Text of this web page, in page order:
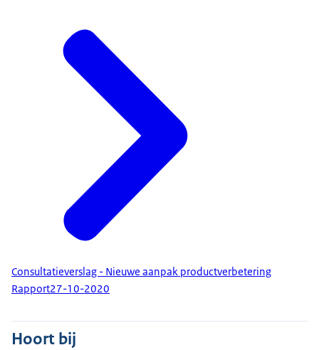
Consultatieverslag - Nieuwe aanpak productverbetering
Rapport27-10-2020
Hoort bij